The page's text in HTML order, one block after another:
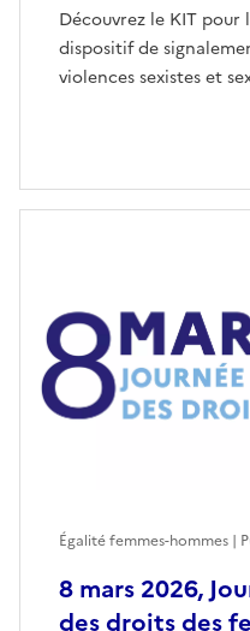
Découvrez le KIT pour
dispositif de
violences sexistes et
8 mars 2026,
des droits des
Égalité femmes-hommes |